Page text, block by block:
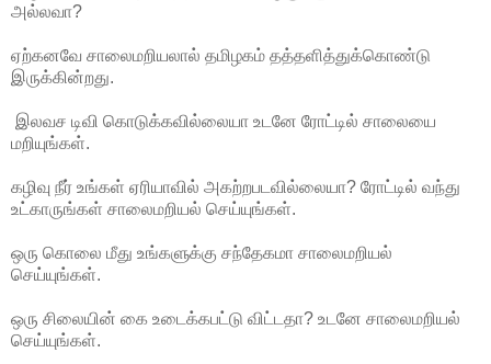
அல்லவா?
ஏற்கனவே சாலைமறியலால் தமிழகம் தத்தளித்துக்கொண்டு
இருக்கின்றது.
இலவச டிவி கொடுக்கவில்லையா உடனே ரோட்டில் சாலையை
மறியுங்கள்.
கழிவு நீர் உங்கள் ஏரியாவில் அகற்றபடவில்லையா? ரோட்டில் வந்து
உட்காருங்கள் சாலைமறியல் செய்யுங்கள்.
ஒரு கொலை மீது உங்களுக்கு சந்தேகமா சாலைமறியல்
செய்யுங்கள்.
ஒரு சிலையின் கை உடைக்கபட்டு விட்டதா? உடனே சாலைமறியல்
செய்யுங்கள்.